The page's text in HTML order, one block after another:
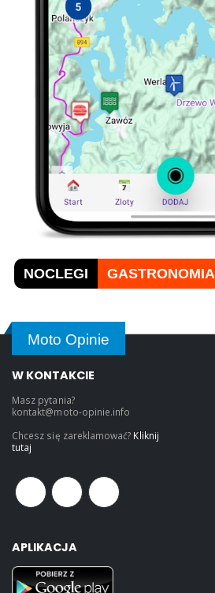
NOCLEGI GASTRONOMIA
Moto Opinie
W KONTAKCIE
Masz pytania?
kontakt@moto-opinie.info
Chcesz się zareklamować? Kliknij
tutaj
APLIKACJA